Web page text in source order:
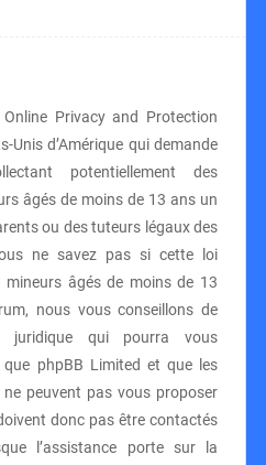
Privacy and Protection
Unis d’Amérique qui demande
potentiellement des
âgés de moins de 13 ans un
ou des tuteurs légaux des
ne savez pas si cette loi
mineurs âgés de moins de 13
nous vous conseillons de
juridique qui pourra vous
que phpBB Limited et que les
peuvent pas vous proposer
donc pas être contactés
l’assistance porte sur la